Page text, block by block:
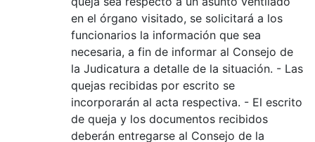
en el órgano visitado, se solicitará a los
funcionarios la información que sea
necesaria, a fin de informar al Consejo de
la Judicatura a detalle de la situación. - Las
quejas recibidas por escrito se
incorporarán al acta respectiva. - El escrito
de queja y los documentos recibidos
deberán entregarse al Consejo de la